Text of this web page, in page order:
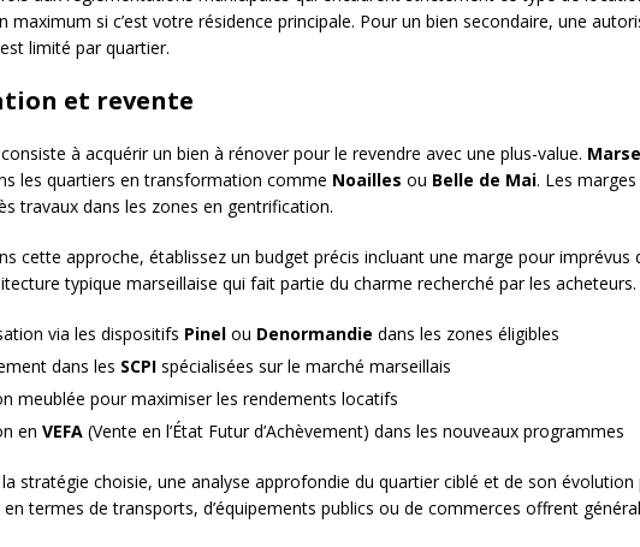
maximum si c’est votre résidence principale. Pour un bien secondaire, une
limité par quartier.
et revente
à acquérir un bien à rénover pour le revendre avec une plus-value.
les quartiers en transformation comme Noailles ou Belle de Mai. Les
travaux dans les zones en gentrification.
cette approche, établissez un budget précis incluant une marge pour
typique marseillaise qui fait partie du charme recherché par les acheteurs.
via les dispositifs Pinel ou Denormandie dans les zones éligibles
dans les SCPI spécialisées sur le marché marseillais
meublée pour maximiser les rendements locatifs
en VEFA (Vente en l’État Futur d’Achèvement) dans les nouveaux programmes
stratégie choisie, une analyse approfondie du quartier ciblé et de son
en termes de transports, d’équipements publics ou de commerces offrent